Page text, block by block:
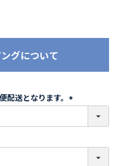
グについて
送となります。
必
)